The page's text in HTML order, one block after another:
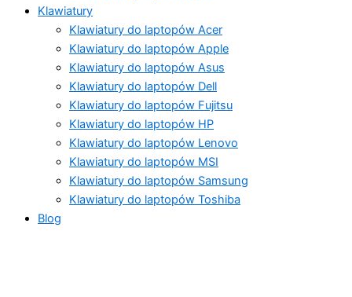
Klawiatury
Klawiatury do laptopów Acer
Klawiatury do laptopów Apple
Klawiatury do laptopów Asus
Klawiatury do laptopów Dell
Klawiatury do laptopów Fujitsu
Klawiatury do laptopów HP
Klawiatury do laptopów Lenovo
Klawiatury do laptopów MSI
Klawiatury do laptopów Samsung
Klawiatury do laptopów Toshiba
Blog